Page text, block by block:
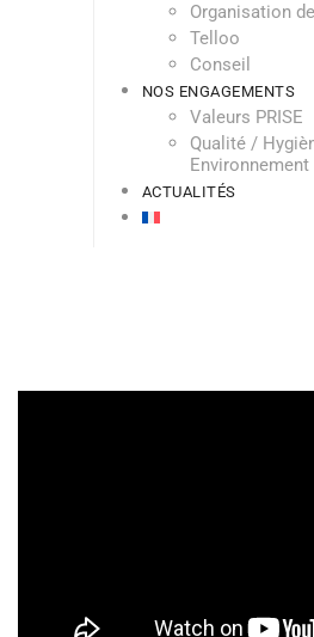
Organisation
Telloo
Conseil
NOS ENGAGEMENTS
Valeurs PRISE
Qualité /
Environnement
ACTUALITÉS